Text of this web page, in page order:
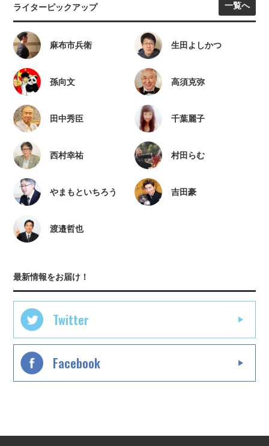
ライターピックアップ 一覧へ
麻布市兵衛 生田よしかつ
孫向文 高須克弥
田中秀臣 千葉麗子
西村幸祐 村田らむ
やまもといちろう 吉田豪
渡邉哲也
最新情報をお届け！
Twitter
Facebook